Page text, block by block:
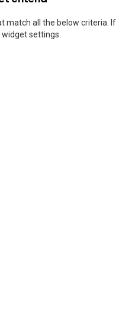
match all the below criteria. If
settings.